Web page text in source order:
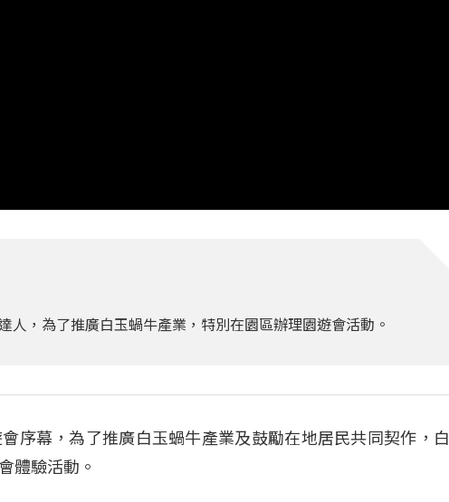
人，為了推廣白玉蝸牛產業，特別在園區辦理園遊會活動。
序幕，為了推廣白玉蝸牛產業及鼓勵在地居民共同契作，白
體驗活動。